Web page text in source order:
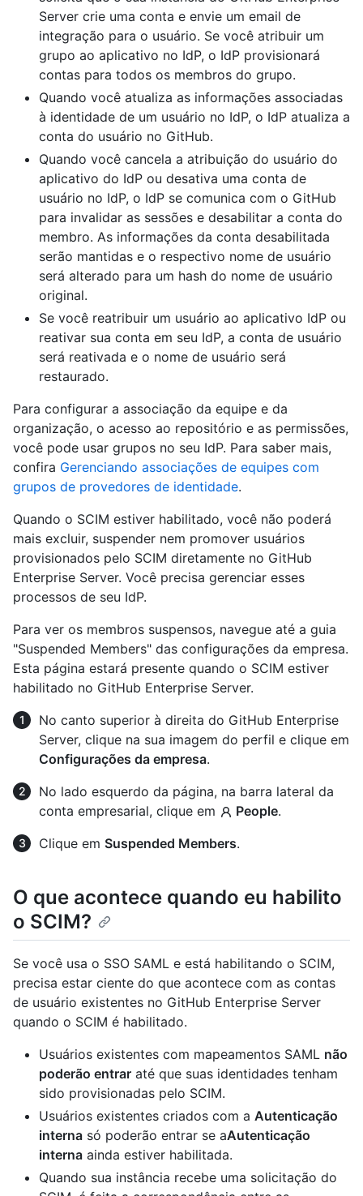
Server crie uma conta e envie um email de
integração para o usuário. Se você atribuir um
grupo ao aplicativo no IdP, o IdP provisionará
contas para todos os membros do grupo.
Quando você atualiza as informações associadas
à identidade de um usuário no IdP, o IdP atualiza a
conta do usuário no GitHub.
Quando você cancela a atribuição do usuário do
aplicativo do IdP ou desativa uma conta de
usuário no IdP, o IdP se comunica com o GitHub
para invalidar as sessões e desabilitar a conta do
membro. As informações da conta desabilitada
serão mantidas e o respectivo nome de usuário
será alterado para um hash do nome de usuário
original.
Se você reatribuir um usuário ao aplicativo IdP ou
reativar sua conta em seu IdP, a conta de usuário
será reativada e o nome de usuário será
restaurado.
Para configurar a associação da equipe e da
organização, o acesso ao repositório e as permissões,
você pode usar grupos no seu IdP. Para saber mais,
confira Gerenciando associações de equipes com
grupos de provedores de identidade.
Quando o SCIM estiver habilitado, você não poderá
mais excluir, suspender nem promover usuários
provisionados pelo SCIM diretamente no GitHub
Enterprise Server. Você precisa gerenciar esses
processos de seu IdP.
Para ver os membros suspensos, navegue até a guia
"Suspended Members" das configurações da empresa.
Esta página estará presente quando o SCIM estiver
habilitado no GitHub Enterprise Server.
No canto superior à direita do GitHub Enterprise
Server, clique na sua imagem do perfil e clique em
Configurações da empresa.
No lado esquerdo da página, na barra lateral da
conta empresarial, clique em
People.
Clique em Suspended Members.
O que acontece quando eu habilito
o SCIM?
Se você usa o SSO SAML e está habilitando o SCIM,
precisa estar ciente do que acontece com as contas
de usuário existentes no GitHub Enterprise Server
quando o SCIM é habilitado.
Usuários existentes com mapeamentos SAML não
poderão entrar até que suas identidades tenham
sido provisionadas pelo SCIM.
Usuários existentes criados com a Autenticação
interna só poderão entrar se aAutenticação
interna ainda estiver habilitada.
Quando sua instância recebe uma solicitação do